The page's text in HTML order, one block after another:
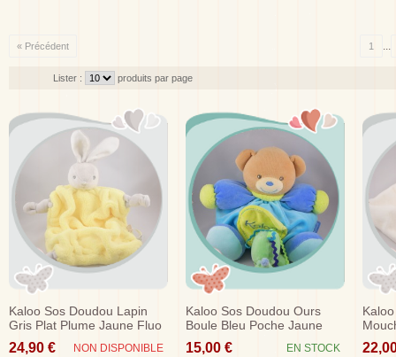
« Précédent 1 ...
Lister : produits par page
Kaloo Sos Doudou Lapin
Gris Plat Plume Jaune Fluo
Noeud
24,90 € NON DISPONIBLE
Kaloo Sos Doudou Ours
Boule Bleu Poche Jaune
Mouton Vert Pouet Pouet
15,00 € EN STOCK